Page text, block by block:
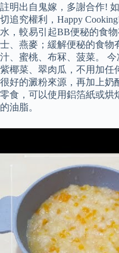
註明出自鬼嫁，多謝合作!
切追究權利，Happy
水，較易引起BB便秘的食
士、燕麥；緩解便秘的食物
汁、蜜桃、布冧、菠菜。 今
紫椰菜、翠肉瓜，不用加任
很好的澱粉來源，再加上奶
零食，可以使用鋁箔紙或烘
的油脂。